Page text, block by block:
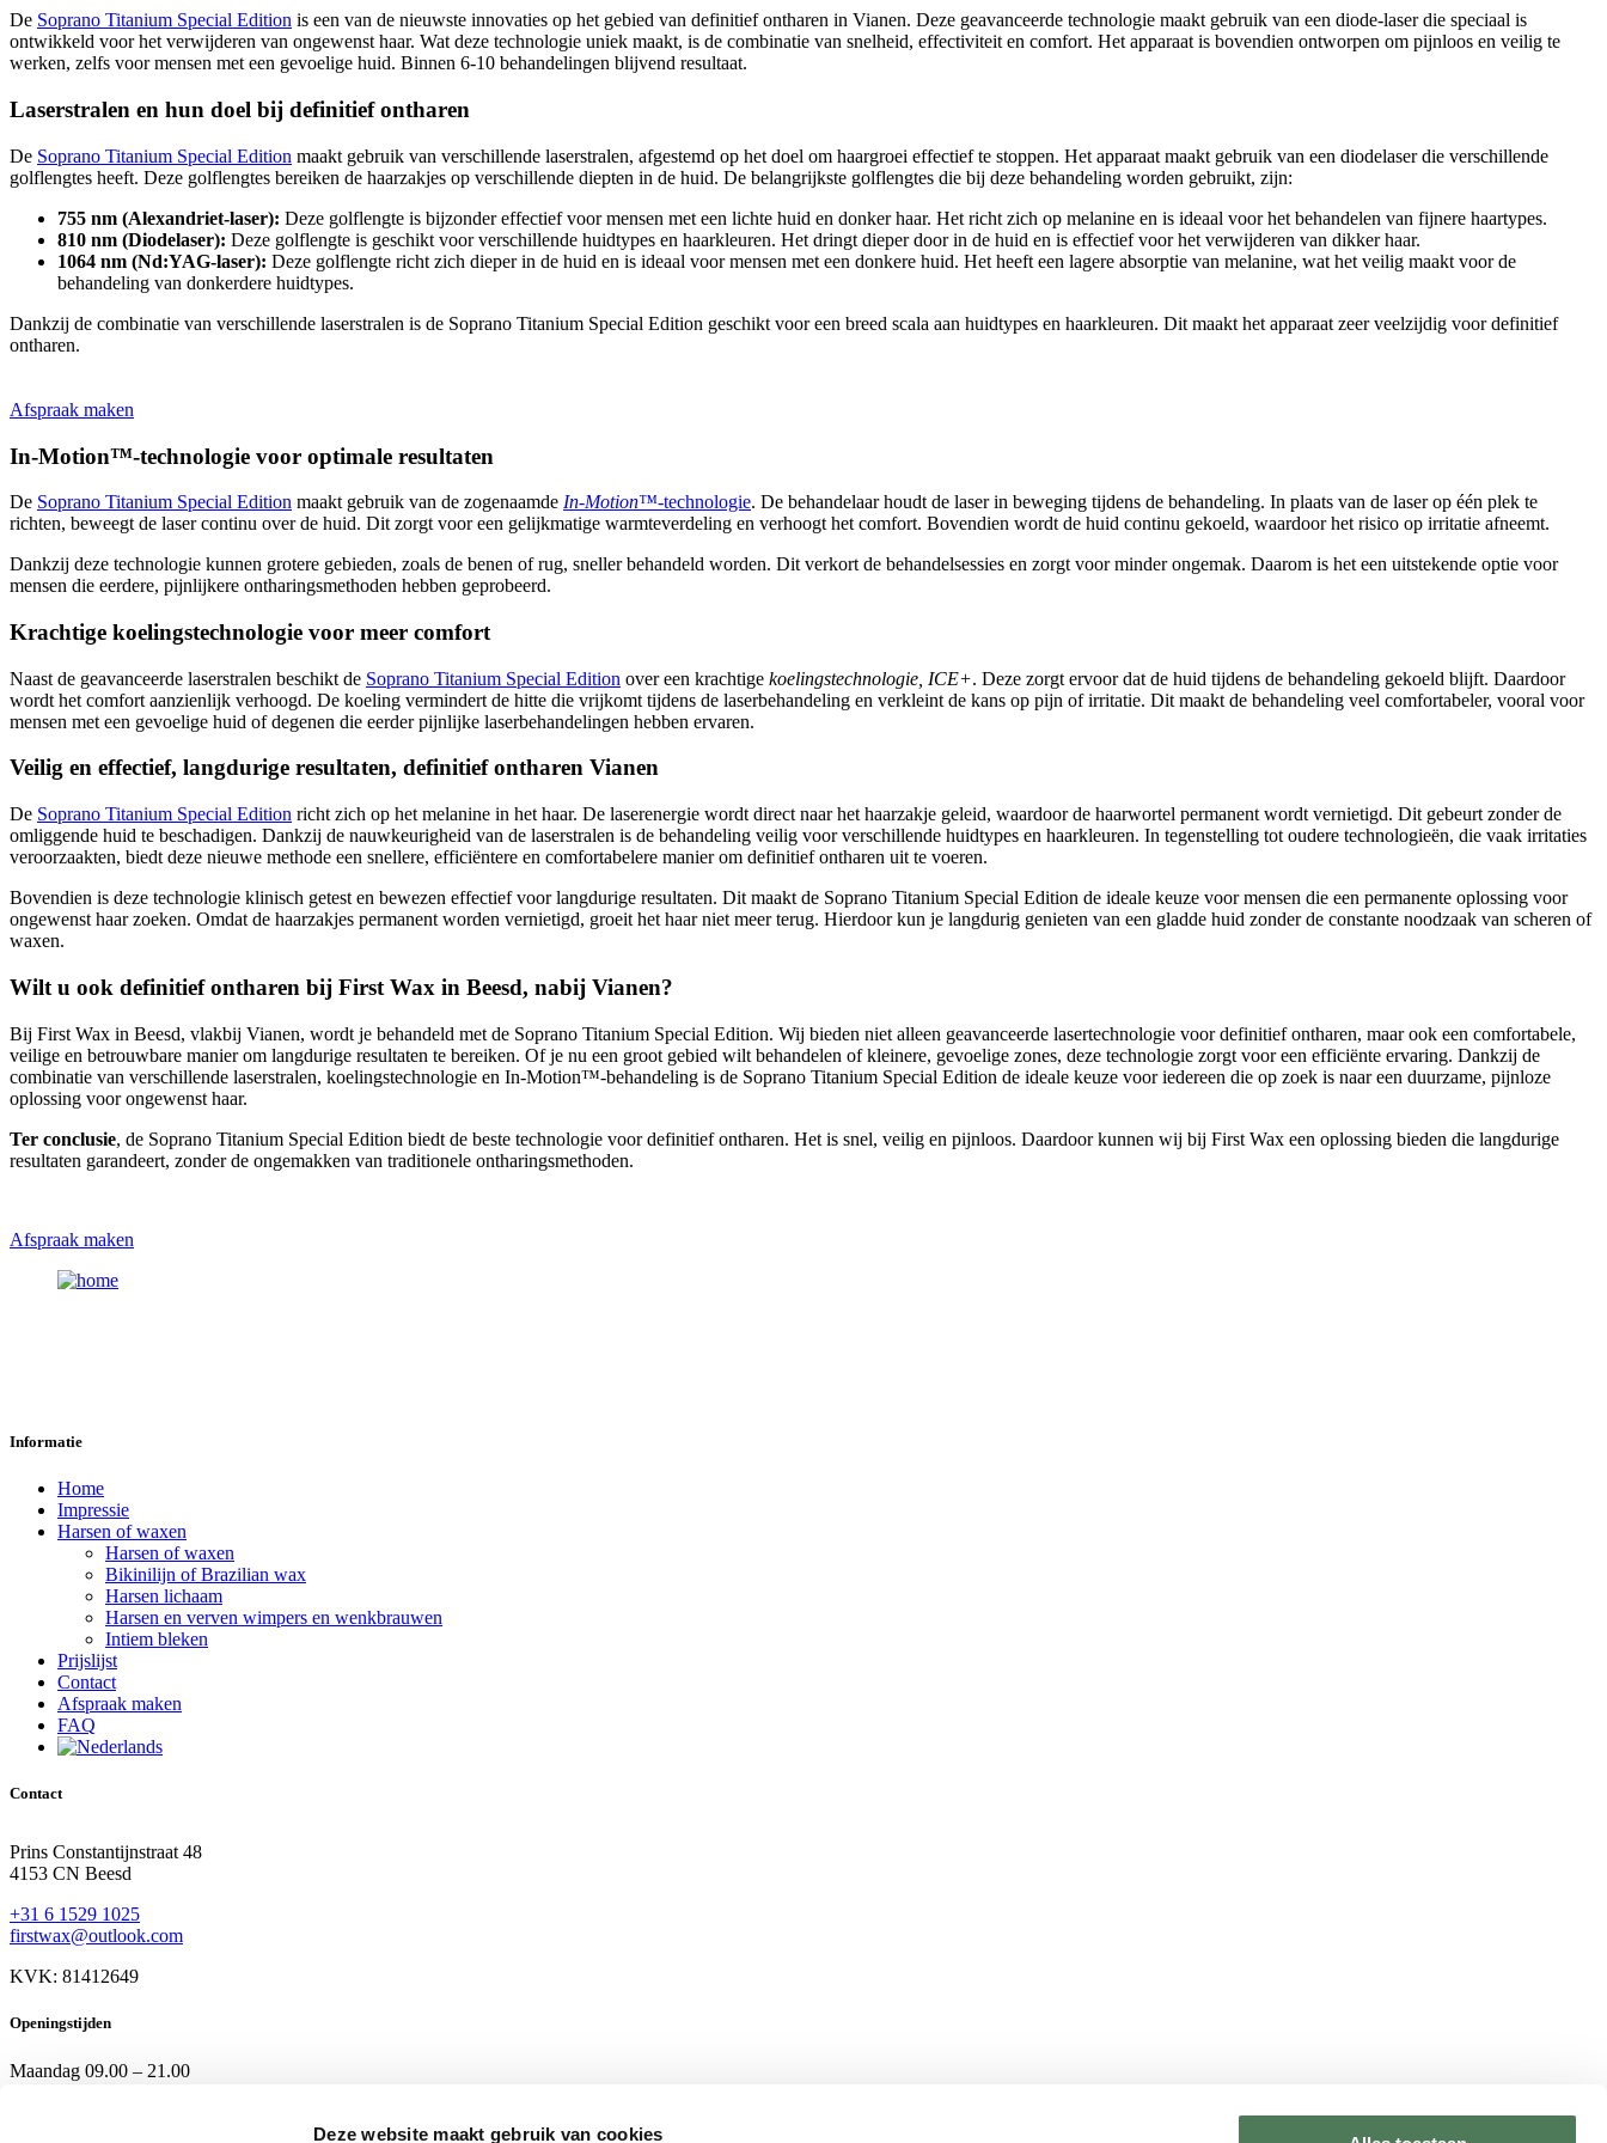
Deze website maakt gebruik van cookies
De Soprano Titanium Special Edition is een van de nieuwste innovaties op het gebied van definitief ontharen in Vianen. Deze geavanceerde technologie maakt gebruik van een diode-laser die speciaal is
ontwikkeld voor het verwijderen van ongewenst haar. Wat deze technologie uniek maakt, is de combinatie van snelheid, effectiviteit en comfort. Het apparaat is bovendien ontworpen om pijnloos en veilig te
werken, zelfs voor mensen met een gevoelige huid. Binnen 6-10 behandelingen blijvend resultaat.
Laserstralen en hun doel bij definitief ontharen
De Soprano Titanium Special Edition maakt gebruik van verschillende laserstralen, afgestemd op het doel om haargroei effectief te stoppen. Het apparaat maakt gebruik van een diodelaser die verschillende
golflengtes heeft. Deze golflengtes bereiken de haarzakjes op verschillende diepten in de huid. De belangrijkste golflengtes die bij deze behandeling worden gebruikt, zijn:
755 nm (Alexandriet-laser): Deze golflengte is bijzonder effectief voor mensen met een lichte huid en donker haar. Het richt zich op melanine en is ideaal voor het behandelen van fijnere haartypes.
810 nm (Diodelaser): Deze golflengte is geschikt voor verschillende huidtypes en haarkleuren. Het dringt dieper door in de huid en is effectief voor het verwijderen van dikker haar.
1064 nm (Nd:YAG-laser): Deze golflengte richt zich dieper in de huid en is ideaal voor mensen met een donkere huid. Het heeft een lagere absorptie van melanine, wat het veilig maakt voor de
behandeling van donkerdere huidtypes.
Dankzij de combinatie van verschillende laserstralen is de Soprano Titanium Special Edition geschikt voor een breed scala aan huidtypes en haarkleuren. Dit maakt het apparaat zeer veelzijdig voor definitief
ontharen.
Afspraak maken
In-Motion™-technologie voor optimale resultaten
De Soprano Titanium Special Edition maakt gebruik van de zogenaamde In-Motion™-technologie. De behandelaar houdt de laser in beweging tijdens de behandeling. In plaats van de laser op één plek te
richten, beweegt de laser continu over de huid. Dit zorgt voor een gelijkmatige warmteverdeling en verhoogt het comfort. Bovendien wordt de huid continu gekoeld, waardoor het risico op irritatie afneemt.
Dankzij deze technologie kunnen grotere gebieden, zoals de benen of rug, sneller behandeld worden. Dit verkort de behandelsessies en zorgt voor minder ongemak. Daarom is het een uitstekende optie voor
mensen die eerdere, pijnlijkere ontharingsmethoden hebben geprobeerd.
Krachtige koelingstechnologie voor meer comfort
Naast de geavanceerde laserstralen beschikt de Soprano Titanium Special Edition over een krachtige koelingstechnologie, ICE+. Deze zorgt ervoor dat de huid tijdens de behandeling gekoeld blijft. Daardoor
wordt het comfort aanzienlijk verhoogd. De koeling vermindert de hitte die vrijkomt tijdens de laserbehandeling en verkleint de kans op pijn of irritatie. Dit maakt de behandeling veel comfortabeler, vooral voor
mensen met een gevoelige huid of degenen die eerder pijnlijke laserbehandelingen hebben ervaren.
Veilig en effectief, langdurige resultaten, definitief ontharen Vianen
De Soprano Titanium Special Edition richt zich op het melanine in het haar. De laserenergie wordt direct naar het haarzakje geleid, waardoor de haarwortel permanent wordt vernietigd. Dit gebeurt zonder de
omliggende huid te beschadigen. Dankzij de nauwkeurigheid van de laserstralen is de behandeling veilig voor verschillende huidtypes en haarkleuren. In tegenstelling tot oudere technologieën, die vaak irritaties
veroorzaakten, biedt deze nieuwe methode een snellere, efficiëntere en comfortabelere manier om definitief ontharen uit te voeren.
Bovendien is deze technologie klinisch getest en bewezen effectief voor langdurige resultaten. Dit maakt de Soprano Titanium Special Edition de ideale keuze voor mensen die een permanente oplossing voor
ongewenst haar zoeken. Omdat de haarzakjes permanent worden vernietigd, groeit het haar niet meer terug. Hierdoor kun je langdurig genieten van een gladde huid zonder de constante noodzaak van scheren of
waxen.
Wilt u ook definitief ontharen bij First Wax in Beesd, nabij Vianen?
Bij First Wax in Beesd, vlakbij Vianen, wordt je behandeld met de Soprano Titanium Special Edition. Wij bieden niet alleen geavanceerde lasertechnologie voor definitief ontharen, maar ook een comfortabele,
veilige en betrouwbare manier om langdurige resultaten te bereiken. Of je nu een groot gebied wilt behandelen of kleinere, gevoelige zones, deze technologie zorgt voor een efficiënte ervaring. Dankzij de
combinatie van verschillende laserstralen, koelingstechnologie en In-Motion™-behandeling is de Soprano Titanium Special Edition de ideale keuze voor iedereen die op zoek is naar een duurzame, pijnloze
oplossing voor ongewenst haar.
Ter conclusie, de Soprano Titanium Special Edition biedt de beste technologie voor definitief ontharen. Het is snel, veilig en pijnloos. Daardoor kunnen wij bij First Wax een oplossing bieden die langdurige
resultaten garandeert, zonder de ongemakken van traditionele ontharingsmethoden.
Afspraak maken
Informatie
Home
Impressie
Harsen of waxen
Harsen of waxen
Bikinilijn of Brazilian wax
Harsen lichaam
Harsen en verven wimpers en wenkbrauwen
Intiem bleken
Prijslijst
Contact
Afspraak maken
FAQ
Contact
Prins Constantijnstraat 48
4153 CN Beesd
+31 6 1529 1025
firstwax@outlook.com
KVK: 81412649
Openingstijden
Maandag 09.00 – 21.00